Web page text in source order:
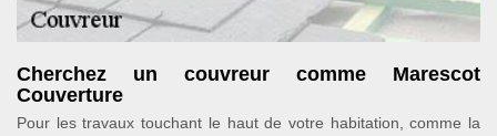
Cherchez un couvreur comme Marescot
Couverture
Pour les travaux touchant le haut de votre habitation, comme la